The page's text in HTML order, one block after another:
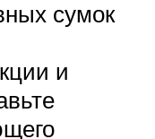
сумок
и